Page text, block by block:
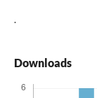
.
Downloads